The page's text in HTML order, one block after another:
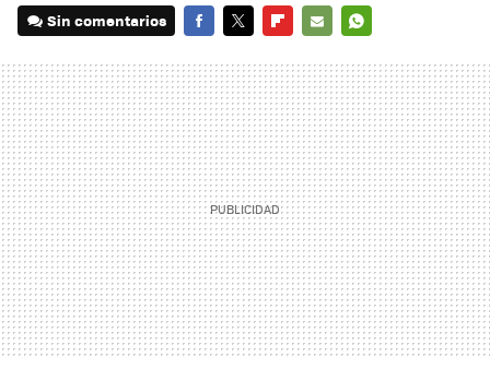
Sin comentarios
MAIL